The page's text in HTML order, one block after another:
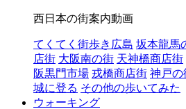
西日本の街案内動画
てくてく街歩き広島 坂本龍馬
店街 大阪南の街 天神橋商店街
阪黒門市場 戎橋商店街 神戸の
城に登る その他の歩いてみた
ウォーキング